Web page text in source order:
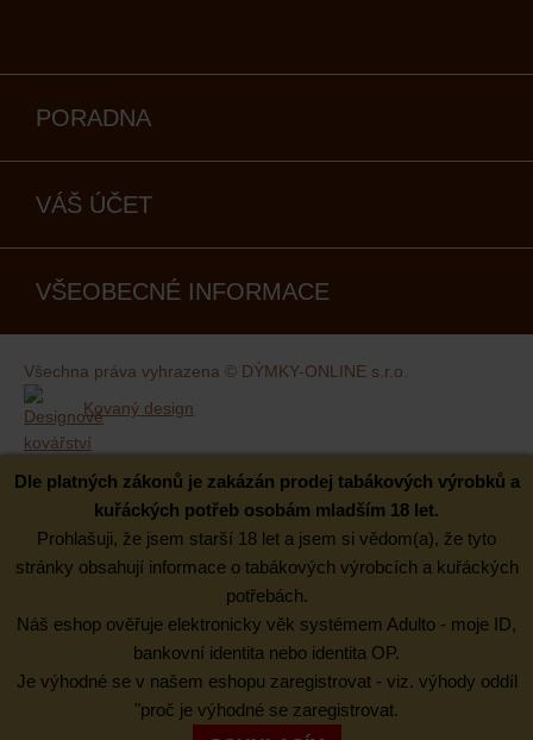
PORADNA
VÁŠ ÚČET
VŠEOBECNÉ INFORMACE
Všechna práva vyhrazena © DÝMKY-ONLINE s.r.o.
Kovaný design
Dle platných zákonů je zakázán prodej tabákových výrobků a
kuřáckých potřeb osobám mladším 18 let.
Prohlašuji, že jsem starší 18 let a jsem si vědom(a), že tyto
stránky obsahují informace o tabákových výrobcích a kuřáckých
potřebách.
Náš eshop ověřuje elektronicky věk systémem Adulto - moje ID,
bankovní identita nebo identita OP.
Je výhodné se v našem eshopu zaregistrovat - viz. výhody oddíl
"proč je výhodné se zaregistrovat.